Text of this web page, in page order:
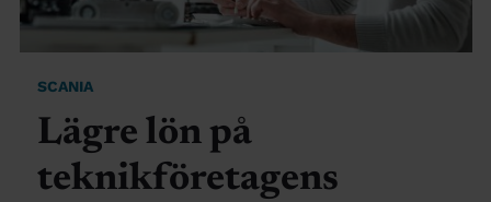
SCANIA
Lägre lön på
teknikföretagens